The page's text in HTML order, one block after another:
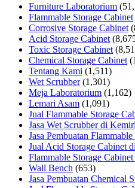
Furniture Laboratorium
Flammable Storage Cabinet
Corrosive Storage Cabinet
Acid Storage Cabinet
Toxic Storage Cabinet
Chemical Storage Cabinet
Tentang Kami (1,511)
Wet Scrubber (1,301)
Meja Laboratorium (1,162)
Lemari Asam (1,091)
Jual Flammable Storage
Jasa Wet Scrubber di Kemiri
Jasa Pembuatan
Jual Acid Storage Cabinet
Flammable Storage Cabinet
Wall Bench (653)
Jasa Pembuatan Chemical